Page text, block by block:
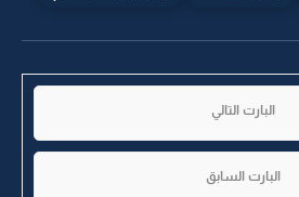
البارت التالي
البارت السابق